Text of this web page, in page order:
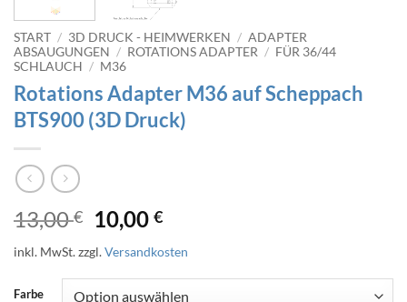
START / 3D DRUCK - HEIMWERKEN / ADAPTER
ABSAUGUNGEN / ROTATIONS ADAPTER / FÜR 36/44
SCHLAUCH / M36
Rotations Adapter M36 auf Scheppach
BTS900 (3D Druck)
13,00€
Ursprünglicher
Preis
war:
13,00 €
10,00€Aktueller
ist:
10,00 €.
inkl. MwSt.zzgl.Versandkosten
Farbe